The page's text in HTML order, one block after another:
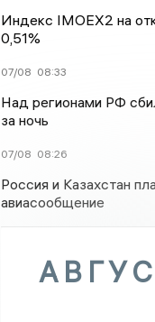
Индекс IMOEX2 на
0,51%
07/08 08:33
Над регионами РФ
за ночь
07/08 08:26
Россия и Казахстан
авиасообщение